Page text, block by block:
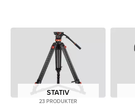
for de som ønsker å ta stabile bilder
mobiltelefonen.
Vi tilbyr også et stort utvalg tilbehør
hurtigbytteplater, sveiv,
adapere.
STATIV
23 PRODUKTER